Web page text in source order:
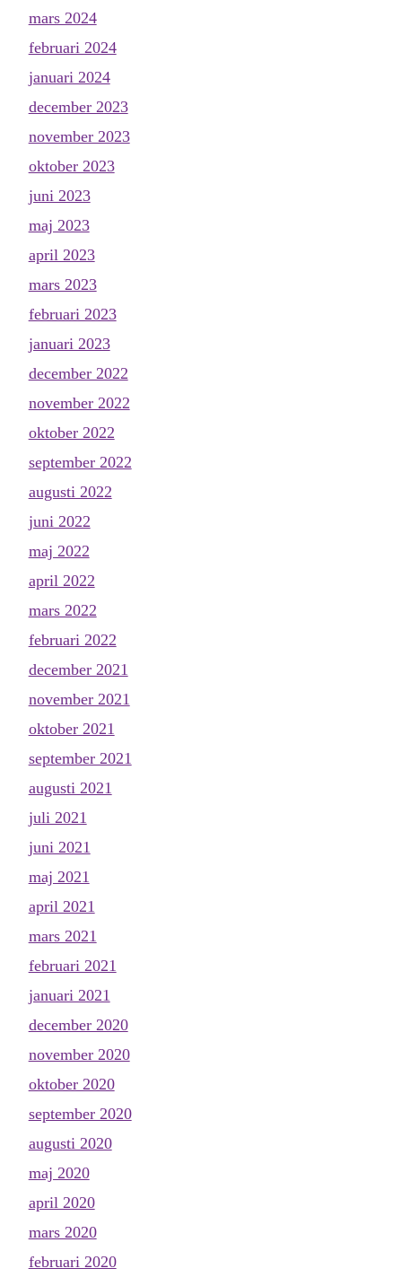
mars 2024
februari 2024
januari 2024
december 2023
november 2023
oktober 2023
juni 2023
maj 2023
april 2023
mars 2023
februari 2023
januari 2023
december 2022
november 2022
oktober 2022
september 2022
augusti 2022
juni 2022
maj 2022
april 2022
mars 2022
februari 2022
december 2021
november 2021
oktober 2021
september 2021
augusti 2021
juli 2021
juni 2021
maj 2021
april 2021
mars 2021
februari 2021
januari 2021
december 2020
november 2020
oktober 2020
september 2020
augusti 2020
maj 2020
april 2020
mars 2020
februari 2020